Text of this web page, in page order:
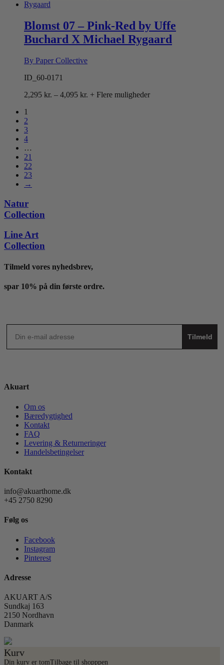
Blomst 07 – Pink-Red by Uffe
Buchard X Michael Rygaard
By Paper Collective
ID_60-0171
2,295 kr. – 4,095 kr. Prisinterval:
+ Flere muligheder
1
2
3
4
…
21
22
23
→
Natur
Collection
Line Art
Collection
Tilmeld vores nyhedsbrev,
spar 10% på din første ordre.
Tilmeld
Akuart
Om os
Bæredygtighed
Kontakt
FAQ
Levering & Returneringer
Handelsbetingelser
Kontakt
info@akuarthome.dk
+45 2750 8290
Følg os
Facebook
Instagram
Pinterest
Adresse
AKUART A/S
Sundkaj 163
2150 Nordhavn
Danmark
Kurv
Din kurv er tomTilbage til shopppen